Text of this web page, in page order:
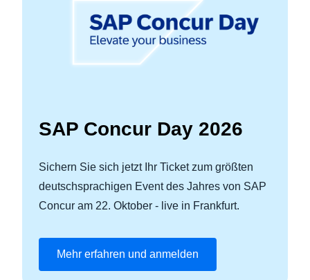
SAP Concur Day 2026
Sichern Sie sich jetzt Ihr Ticket zum größten
deutschsprachigen Event des Jahres von SAP
Concur am 22. Oktober - live in Frankfurt.
Mehr erfahren und anmelden